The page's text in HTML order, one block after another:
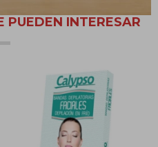
PUEDEN INTERESAR